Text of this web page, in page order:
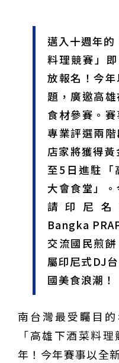
甲 萬人爭躦轎底響徹
MLB》鄧愷威6局飆
「王建民建仔旋風」
鐵
臺德技職教育深層對
造訪大安高工 體驗端
迎端午、抗酷暑！臺
課堂搬到菜市場！北
尖兵用藝術「說」出千
20年淬鍊！貓空纜車
洲」成國際打卡新地標
熊鷹羽毛與保育的兩
鷹》特映會 深化原民
29件神級作品齊聚葫
展：讓典藏標本說出
睽違七年！精品郵輪
攜手縣市熱情迎賓
金牌搖籃驚傳「球荒
中，捐贈 1800 顆羽
台中》15分鐘的診療
跨海義診13年
邁入十週年
料理競賽」
放報名！今
題，廣邀高
食材參賽。
專業評選兩
店家將獲得
至5日進駐
大會食堂」
請印尼名
Bangka
交流國民煎
屬印尼式DJ
國美食浪潮！
南台灣最受矚目
「高雄下酒菜料
年！今年賽事以全